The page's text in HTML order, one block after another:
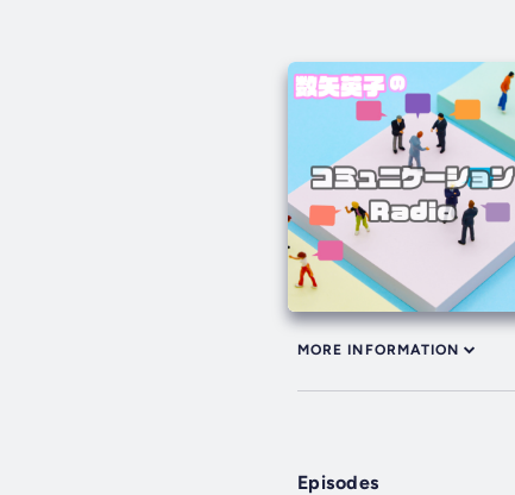
MORE INFORMATION
Episodes